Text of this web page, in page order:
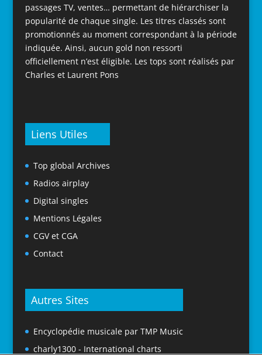
passages TV, ventes… permettant de hiérarchiser la
popularité de chaque single. Les titres classés sont
promotionnés au moment correspondant à la période
indiquée. Ainsi, aucun gold non ressorti
officiellement n’est éligible. Les tops sont réalisés par
Charles et Laurent Pons
Liens Utiles
Top global Archives
Radios airplay
Digital singles
Mentions Légales
CGV et CGA
Contact
Autres Sites
Encyclopédie musicale par TMP Music
charly1300 - International charts